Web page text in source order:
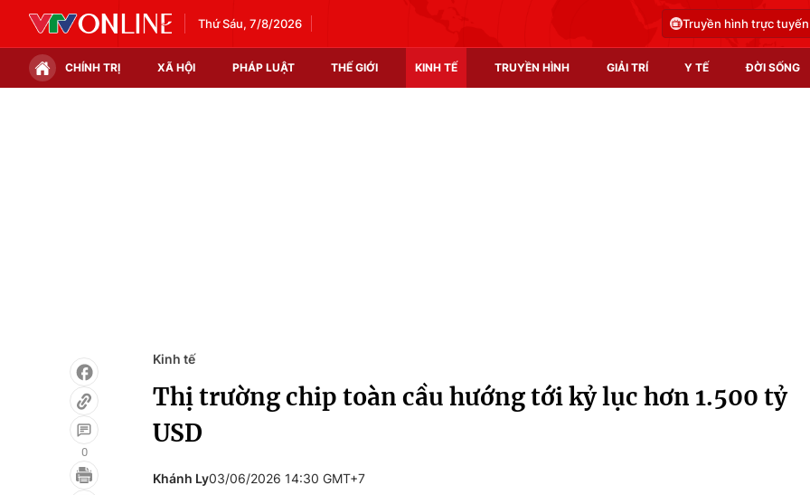
Thứ Sáu, 7/8/2026 Truyền hình trực tuyến
CHÍNH TRỊ XÃ HỘI PHÁP LUẬT THẾ GIỚI KINH TẾ TRUYỀN HÌNH GIẢI TRÍ Y TẾ ĐỜI SỐNG
Infographic
0
Kinh tế
Thị trường chip toàn cầu hướng tới kỷ lục hơn 1.500 tỷ
USD
Khánh Ly03/06/2026 14:30 GMT+7